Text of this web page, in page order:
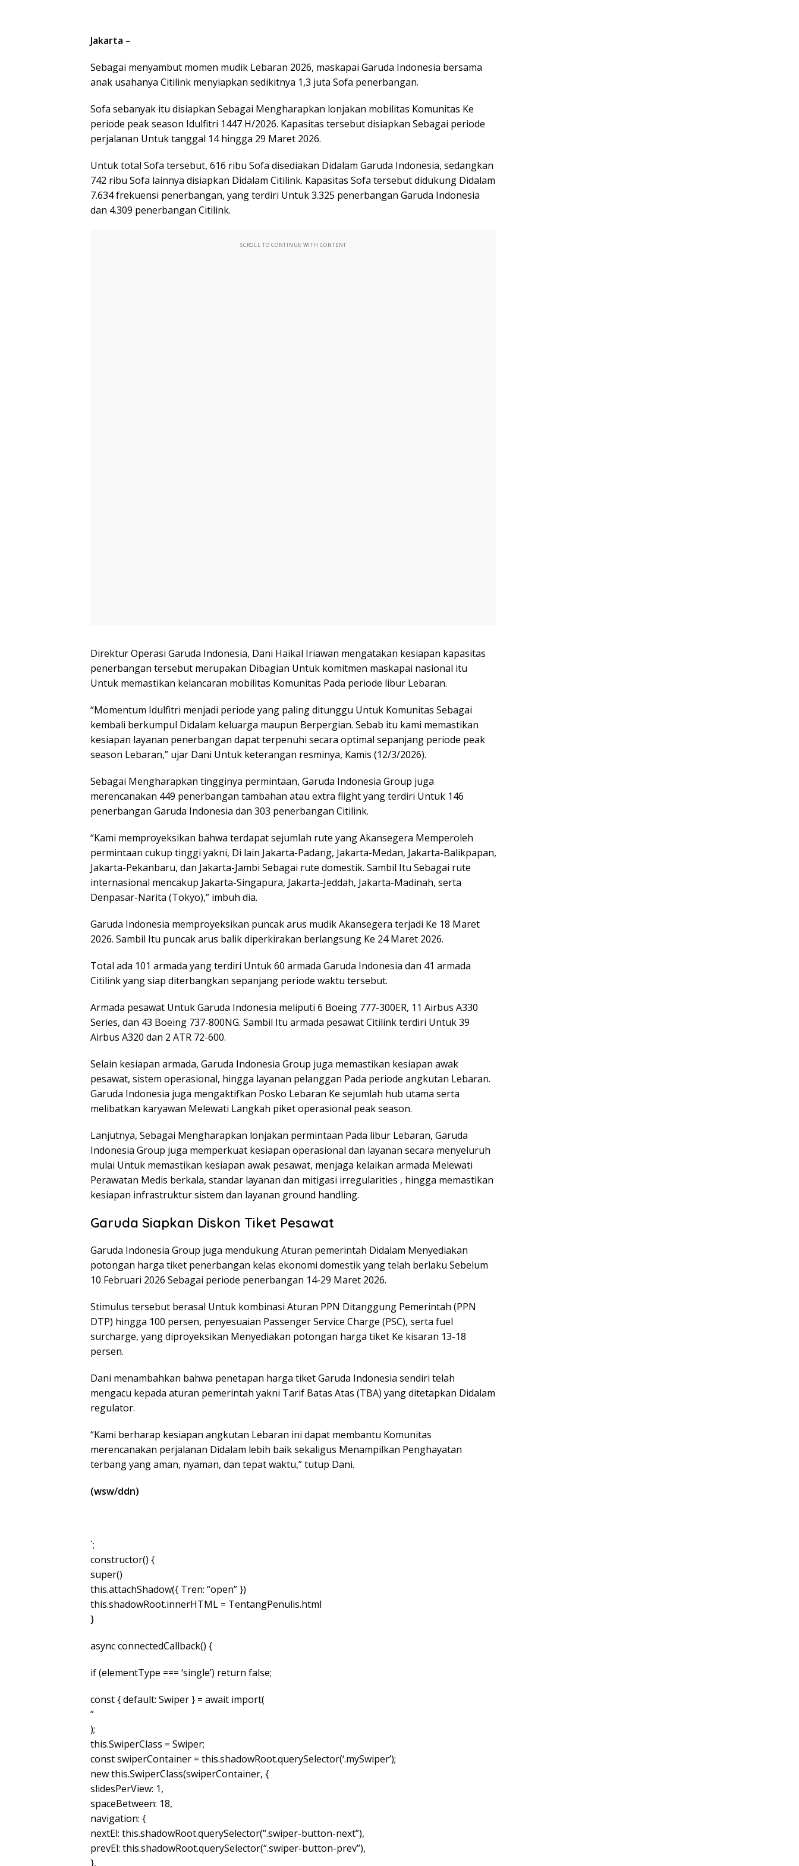
Jakarta –
Sebagai menyambut momen mudik Lebaran 2026, maskapai Garuda Indonesia bersama
anak usahanya Citilink menyiapkan sedikitnya 1,3 juta Sofa penerbangan.
Sofa sebanyak itu disiapkan Sebagai Mengharapkan lonjakan mobilitas Komunitas Ke
periode peak season Idulfitri 1447 H/2026. Kapasitas tersebut disiapkan Sebagai periode
perjalanan Untuk tanggal 14 hingga 29 Maret 2026.
Untuk total Sofa tersebut, 616 ribu Sofa disediakan Didalam Garuda Indonesia, sedangkan
742 ribu Sofa lainnya disiapkan Didalam Citilink. Kapasitas Sofa tersebut didukung Didalam
7.634 frekuensi penerbangan, yang terdiri Untuk 3.325 penerbangan Garuda Indonesia
dan 4.309 penerbangan Citilink.
SCROLL TO CONTINUE WITH CONTENT
Direktur Operasi Garuda Indonesia, Dani Haikal Iriawan mengatakan kesiapan kapasitas
penerbangan tersebut merupakan Dibagian Untuk komitmen maskapai nasional itu
Untuk memastikan kelancaran mobilitas Komunitas Pada periode libur Lebaran.
“Momentum Idulfitri menjadi periode yang paling ditunggu Untuk Komunitas Sebagai
kembali berkumpul Didalam keluarga maupun Berpergian. Sebab itu kami memastikan
kesiapan layanan penerbangan dapat terpenuhi secara optimal sepanjang periode peak
season Lebaran,” ujar Dani Untuk keterangan resminya, Kamis (12/3/2026).
Sebagai Mengharapkan tingginya permintaan, Garuda Indonesia Group juga
merencanakan 449 penerbangan tambahan atau extra flight yang terdiri Untuk 146
penerbangan Garuda Indonesia dan 303 penerbangan Citilink.
“Kami memproyeksikan bahwa terdapat sejumlah rute yang Akansegera Memperoleh
permintaan cukup tinggi yakni, Di lain Jakarta-Padang, Jakarta-Medan, Jakarta-Balikpapan,
Jakarta-Pekanbaru, dan Jakarta-Jambi Sebagai rute domestik. Sambil Itu Sebagai rute
internasional mencakup Jakarta-Singapura, Jakarta-Jeddah, Jakarta-Madinah, serta
Denpasar-Narita (Tokyo),” imbuh dia.
Garuda Indonesia memproyeksikan puncak arus mudik Akansegera terjadi Ke 18 Maret
2026. Sambil Itu puncak arus balik diperkirakan berlangsung Ke 24 Maret 2026.
Total ada 101 armada yang terdiri Untuk 60 armada Garuda Indonesia dan 41 armada
Citilink yang siap diterbangkan sepanjang periode waktu tersebut.
Armada pesawat Untuk Garuda Indonesia meliputi 6 Boeing 777-300ER, 11 Airbus A330
Series, dan 43 Boeing 737-800NG. Sambil Itu armada pesawat Citilink terdiri Untuk 39
Airbus A320 dan 2 ATR 72-600.
Selain kesiapan armada, Garuda Indonesia Group juga memastikan kesiapan awak
pesawat, sistem operasional, hingga layanan pelanggan Pada periode angkutan Lebaran.
Garuda Indonesia juga mengaktifkan Posko Lebaran Ke sejumlah hub utama serta
melibatkan karyawan Melewati Langkah piket operasional peak season.
Lanjutnya, Sebagai Mengharapkan lonjakan permintaan Pada libur Lebaran, Garuda
Indonesia Group juga memperkuat kesiapan operasional dan layanan secara menyeluruh
mulai Untuk memastikan kesiapan awak pesawat, menjaga kelaikan armada Melewati
Perawatan Medis berkala, standar layanan dan mitigasi irregularities , hingga memastikan
kesiapan infrastruktur sistem dan layanan ground handling.
Garuda Siapkan Diskon Tiket Pesawat
Garuda Indonesia Group juga mendukung Aturan pemerintah Didalam Menyediakan
potongan harga tiket penerbangan kelas ekonomi domestik yang telah berlaku Sebelum
10 Februari 2026 Sebagai periode penerbangan 14-29 Maret 2026.
Stimulus tersebut berasal Untuk kombinasi Aturan PPN Ditanggung Pemerintah (PPN
DTP) hingga 100 persen, penyesuaian Passenger Service Charge (PSC), serta fuel
surcharge, yang diproyeksikan Menyediakan potongan harga tiket Ke kisaran 13-18
persen.
Dani menambahkan bahwa penetapan harga tiket Garuda Indonesia sendiri telah
mengacu kepada aturan pemerintah yakni Tarif Batas Atas (TBA) yang ditetapkan Didalam
regulator.
“Kami berharap kesiapan angkutan Lebaran ini dapat membantu Komunitas
merencanakan perjalanan Didalam lebih baik sekaligus Menampilkan Penghayatan
terbang yang aman, nyaman, dan tepat waktu,” tutup Dani.
(wsw/ddn)
`;
constructor() {
super()
this.attachShadow({ Tren: “open” })
this.shadowRoot.innerHTML = TentangPenulis.html
}
async connectedCallback() {
if (elementType === ‘single’) return false;
const { default: Swiper } = await import(
”
);
this.SwiperClass = Swiper;
const swiperContainer = this.shadowRoot.querySelector(‘.mySwiper’);
new this.SwiperClass(swiperContainer, {
slidesPerView: 1,
spaceBetween: 18,
navigation: {
nextEl: this.shadowRoot.querySelector(“.swiper-button-next”),
prevEl: this.shadowRoot.querySelector(“.swiper-button-prev”),
},